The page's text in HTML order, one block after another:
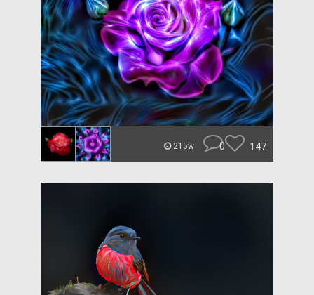
215w 0 147